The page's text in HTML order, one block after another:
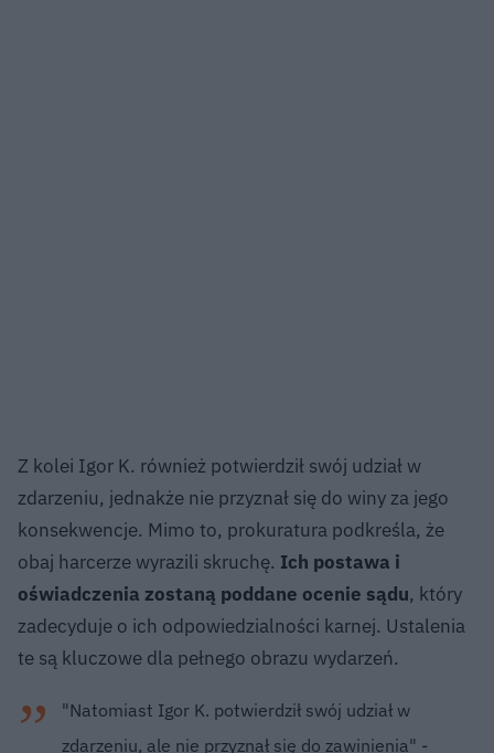
Z kolei Igor K. również potwierdził swój udział w
zdarzeniu, jednakże nie przyznał się do winy za jego
konsekwencje. Mimo to, prokuratura podkreśla, że
obaj harcerze wyrazili skruchę. Ich postawa i
oświadczenia zostaną poddane ocenie sądu, który
zadecyduje o ich odpowiedzialności karnej. Ustalenia
te są kluczowe dla pełnego obrazu wydarzeń.
"Natomiast Igor K. potwierdził swój udział w
zdarzeniu, ale nie przyznał się do zawinienia" -